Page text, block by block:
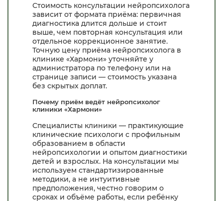
Стоимость консультации нейропсихолога
зависит от формата приёма: первичная
диагностика длится дольше и стоит
выше, чем повторная консультация или
отдельное коррекционное занятие.
Точную цену приёма нейропсихолога в
клинике «Хармони» уточняйте у
администратора по телефону или на
странице записи — стоимость указана
без скрытых доплат.
Почему приём ведёт нейропсихолог
клиники «Хармони»
Специалисты клиники — практикующие
клинические психологи с профильным
образованием в области
нейропсихологии и опытом диагностики
детей и взрослых. На консультации мы
используем стандартизированные
методики, а не интуитивные
предположения, честно говорим о
сроках и объёме работы, если ребёнку